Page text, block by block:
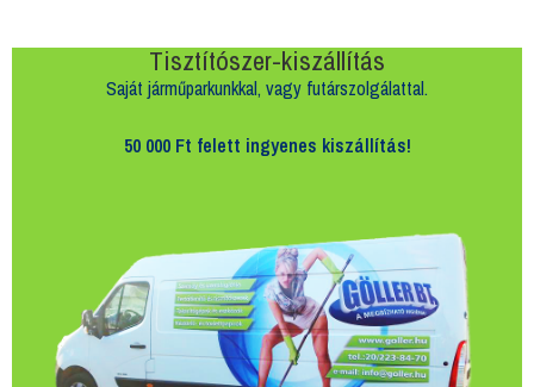
Tisztítószer-kiszállítás
Saját járműparkunkkal, vagy futárszolgálattal.
50 000 Ft felett ingyenes kiszállítás!